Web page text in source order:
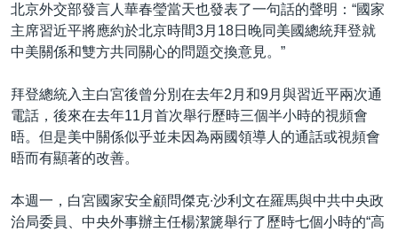
北京外交部發言人華春瑩當天也發表了一句話的聲明：“國家
主席習近平將應約於北京時間3月18日晚同美國總統拜登就
中美關係和雙方共同關心的問題交換意見。”
拜登總統入主白宮後曾分別在去年2月和9月與習近平兩次通
電話，後來在去年11月首次舉行歷時三個半小時的視頻會
晤。但是美中關係似乎並未因為兩國領導人的通話或視頻會
晤而有顯著的改善。
本週一，白宮國家安全顧問傑克∙沙利文在羅馬與中共中央政
治局委員、中央外事辦主任楊潔篪舉行了歷時七個小時的“高